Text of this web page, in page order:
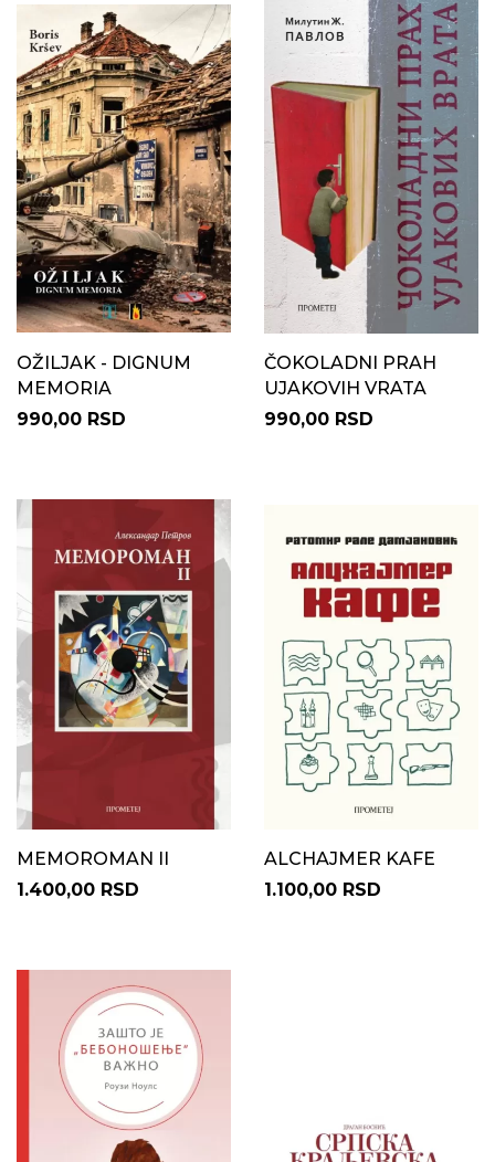
OŽILJAK - DIGNUM
MEMORIA
990,00 RSD
ČOKOLADNI PRAH
UJAKOVIH VRATA
990,00 RSD
MEMOROMAN II
1.400,00 RSD
ALCHAJMER KAFE
1.100,00 RSD